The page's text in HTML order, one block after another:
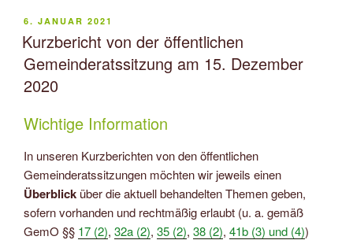
VERÖFFENTLICHT
AM
6. JANUAR 2021
Kurzbericht von der öffentlichen
Gemeinderatssitzung am 15. Dezember
2020
Wichtige Information
In unseren Kurzberichten von den öffentlichen
Gemeinderatssitzungen möchten wir jeweils einen
Überblick über die aktuell behandelten Themen geben,
sofern vorhanden und rechtmäßig erlaubt (u. a. gemäß
GemO §§ 17 (2), 32a (2), 35 (2), 38 (2), 41b (3) und (4))